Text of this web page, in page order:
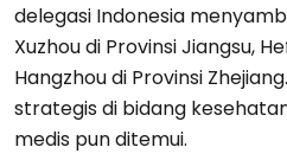
delegasi Indonesia
Xuzhou di Provinsi Jiangsu,
Hangzhou di Provinsi
strategis di bidang
medis pun ditemui.